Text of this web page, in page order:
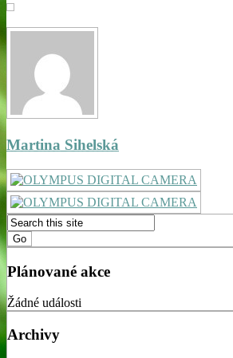
Martina Sihelská
Plánované akce
Žádné události
Archivy